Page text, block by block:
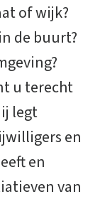
of wijk?
de buurt?
u terecht
legt
en
en
van